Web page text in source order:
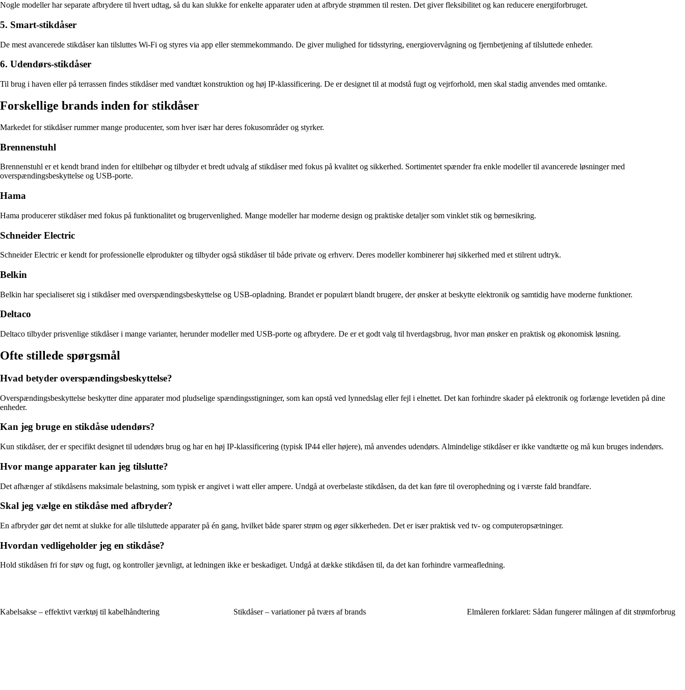
Nogle modeller har separate afbrydere til hvert udtag, så du kan slukke for enkelte apparater uden at afbryde strømmen til resten. Det giver fleksibilitet og kan reducere energiforbruget.
5. Smart-stikdåser
De mest avancerede stikdåser kan tilsluttes Wi-Fi og styres via app eller stemmekommando. De giver mulighed for tidsstyring, energiovervågning og fjernbetjening af tilsluttede enheder.
6. Udendørs-stikdåser
Til brug i haven eller på terrassen findes stikdåser med vandtæt konstruktion og høj IP-klassificering. De er designet til at modstå fugt og vejrforhold, men skal stadig anvendes med omtanke.
Forskellige brands inden for stikdåser
Markedet for stikdåser rummer mange producenter, som hver især har deres fokusområder og styrker.
Brennenstuhl
Brennenstuhl er et kendt brand inden for eltilbehør og tilbyder et bredt udvalg af stikdåser med fokus på kvalitet og sikkerhed. Sortimentet spænder fra enkle modeller til avancerede løsninger med
overspændingsbeskyttelse og USB-porte.
Hama
Hama producerer stikdåser med fokus på funktionalitet og brugervenlighed. Mange modeller har moderne design og praktiske detaljer som vinklet stik og børnesikring.
Schneider Electric
Schneider Electric er kendt for professionelle elprodukter og tilbyder også stikdåser til både private og erhverv. Deres modeller kombinerer høj sikkerhed med et stilrent udtryk.
Belkin
Belkin har specialiseret sig i stikdåser med overspændingsbeskyttelse og USB-opladning. Brandet er populært blandt brugere, der ønsker at beskytte elektronik og samtidig have moderne funktioner.
Deltaco
Deltaco tilbyder prisvenlige stikdåser i mange varianter, herunder modeller med USB-porte og afbrydere. De er et godt valg til hverdagsbrug, hvor man ønsker en praktisk og økonomisk løsning.
Ofte stillede spørgsmål
Hvad betyder overspændingsbeskyttelse?
Overspændingsbeskyttelse beskytter dine apparater mod pludselige spændingsstigninger, som kan opstå ved lynnedslag eller fejl i elnettet. Det kan forhindre skader på elektronik og forlænge levetiden på dine
enheder.
Kan jeg bruge en stikdåse udendørs?
Kun stikdåser, der er specifikt designet til udendørs brug og har en høj IP-klassificering (typisk IP44 eller højere), må anvendes udendørs. Almindelige stikdåser er ikke vandtætte og må kun bruges indendørs.
Hvor mange apparater kan jeg tilslutte?
Det afhænger af stikdåsens maksimale belastning, som typisk er angivet i watt eller ampere. Undgå at overbelaste stikdåsen, da det kan føre til overophedning og i værste fald brandfare.
Skal jeg vælge en stikdåse med afbryder?
En afbryder gør det nemt at slukke for alle tilsluttede apparater på én gang, hvilket både sparer strøm og øger sikkerheden. Det er især praktisk ved tv- og computeropsætninger.
Hvordan vedligeholder jeg en stikdåse?
Hold stikdåsen fri for støv og fugt, og kontroller jævnligt, at ledningen ikke er beskadiget. Undgå at dække stikdåsen til, da det kan forhindre varmeafledning.
Kabelsakse – effektivt værktøj til kabelhåndtering Stikdåser – variationer på tværs af brands Elmåleren forklaret: Sådan fungerer målingen af dit strømforbrug